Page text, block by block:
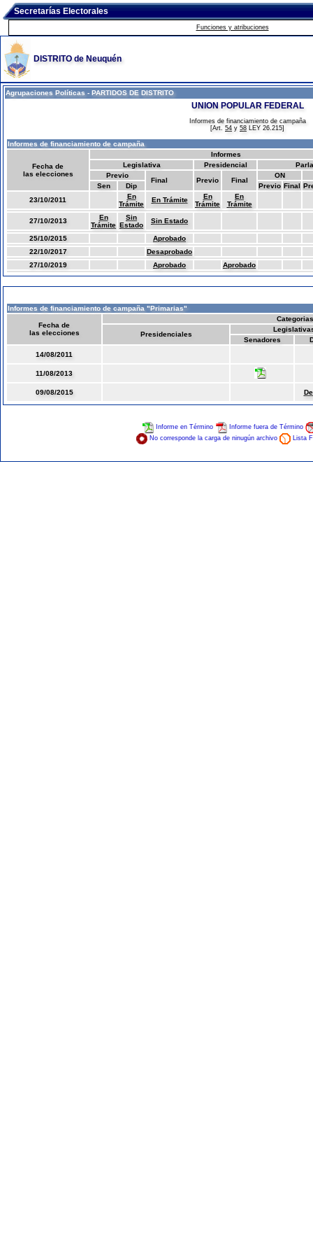
Secretarías Electorales
Funciones y atribuciones
DISTRITO de Neuquén
Agrupaciones Políticas - PARTIDOS DE DISTRITO
UNION POPULAR FEDERAL
Informes de financiamiento de campaña
[Art. 54 y 58 LEY 26.215]
Informes de financiamiento de campaña
Fecha de
las elecciones
Informes
Legislativa
Presidencial
Previo
Final Previo Final
ON
Sen
Dip Previo Final
23/10/2011
En
Trámite
En Trámite
En
Trámite
En
Trámite
27/10/2013
En
Trámite
Sin
Estado
Sin Estado
25/10/2015
Aprobado
22/10/2017
Desaprobado
27/10/2019
Aprobado Aprobado
Informes de financiamiento de campaña "Primarias"
Fecha de
las elecciones
Categorias
Presidenciales
Senadores
14/08/2011
11/08/2013
09/08/2015
Informe en Término
Informe fuera de Término
No corresponde la carga de ninugún archivo
Lista